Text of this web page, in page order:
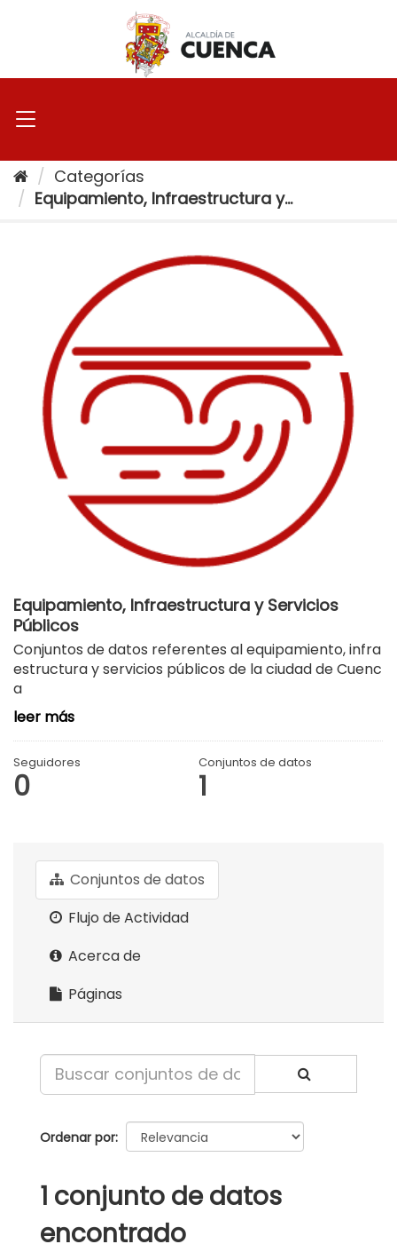
Categorías
Equipamiento, Infraestructura y...
Equipamiento, Infraestructura y Servicios
Públicos
Conjuntos de datos referentes al equipamiento, infra
estructura y servicios públicos de la ciudad de Cuenc
a
leer más
Seguidores
0
Conjuntos de datos
1
Conjuntos de datos
Flujo de Actividad
Acerca de
Páginas
Ordenar por
1 conjunto de datos
encontrado